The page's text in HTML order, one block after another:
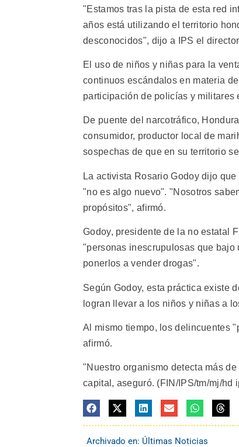
"Estamos tras la pista de esta red
años está utilizando el territorio
desconocidos", dijo a IPS el
El uso de niños y niñas para la
continuos escándalos en materia
participación de policías y militares
De puente del narcotráfico,
consumidor, productor local de
sospechas de que en su territorio
La activista Rosario Godoy dijo
"no es algo nuevo". "Nosotros
propósitos", afirmó.
Godoy, presidente de la no estatal
"personas inescrupulosas que
ponerlos a vender drogas".
Según Godoy, esta práctica existe
logran llevar a los niños y niñas a
Al mismo tiempo, los delincuentes
afirmó.
"Nuestro organismo detecta más
capital, aseguró. (FIN/IPS/tm/mj/hd
Archivado en: Últimas Noticias